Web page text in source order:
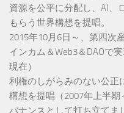
資源を公平に分配し、AI、
もらう世界構想を提唱。
2015年10月6日～、第四次
インカム＆Web3＆DAOで
現在）
利権のしがらみのない公正
構想を提唱（2007年上半
バナンスとして打ち立てま